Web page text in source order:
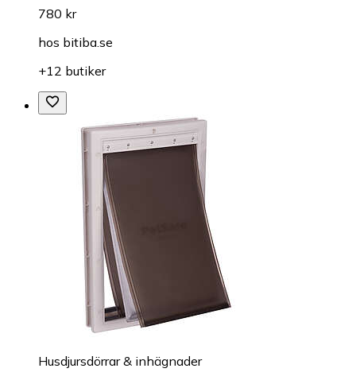
780 kr
hos bitiba.se
+12 butiker
Husdjursdörrar & inhägnader